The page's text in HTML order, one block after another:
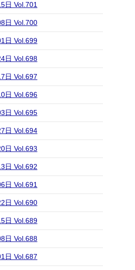
日 Vol.701
日 Vol.700
日 Vol.699
日 Vol.698
日 Vol.697
日 Vol.696
日 Vol.695
日 Vol.694
日 Vol.693
日 Vol.692
日 Vol.691
日 Vol.690
日 Vol.689
日 Vol.688
日 Vol.687